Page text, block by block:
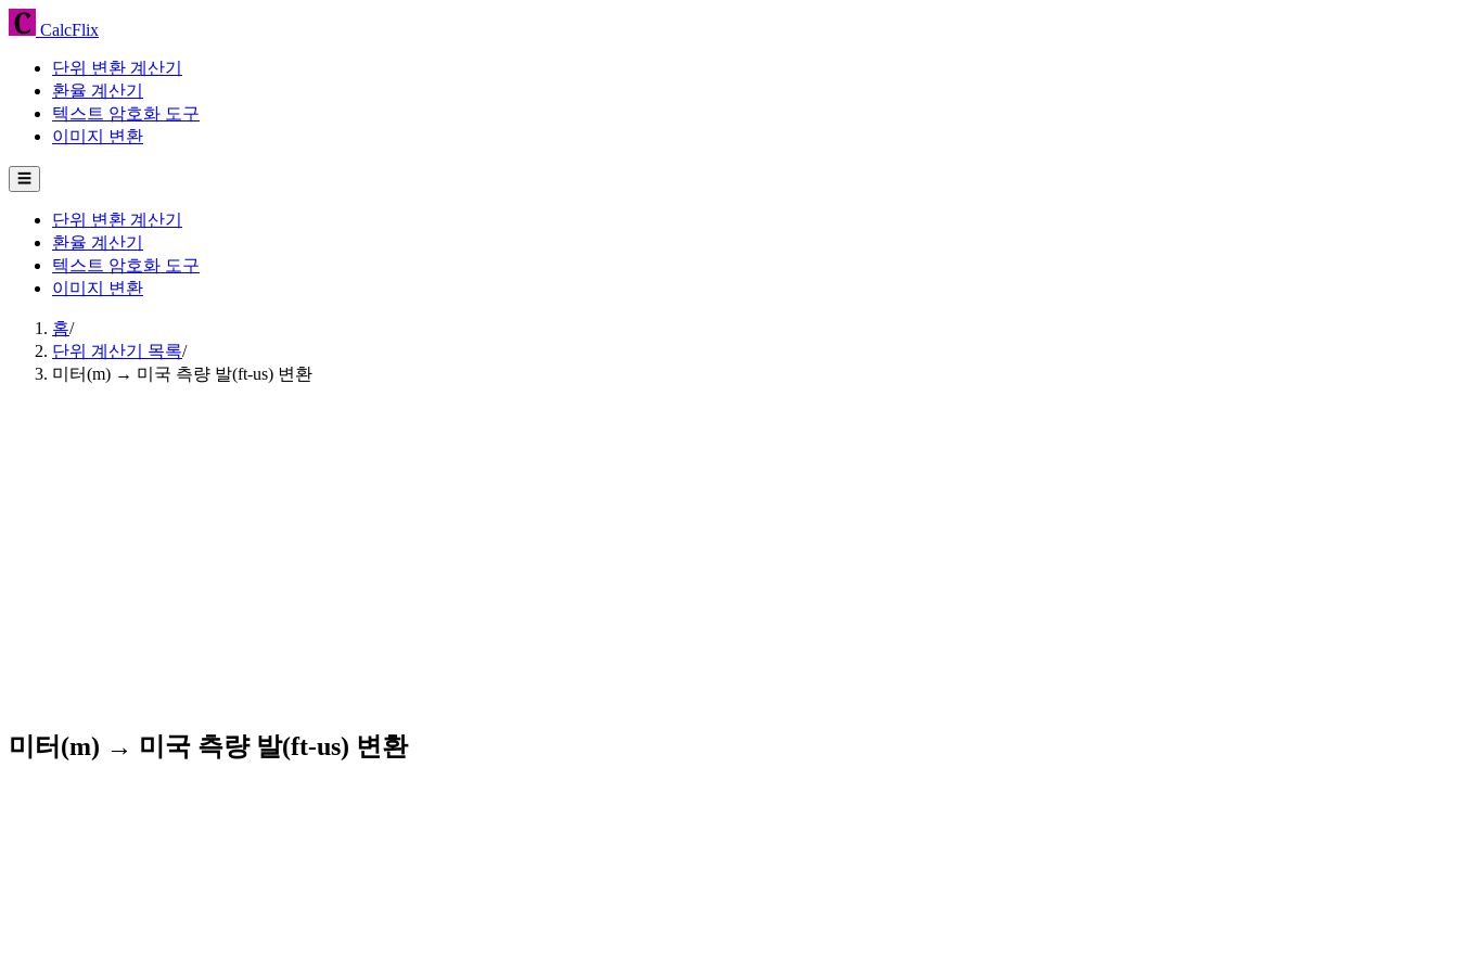
CalcFlix
단위 변환 계산기
환율 계산기
텍스트 암호화 도구
이미지 변환
☰
단위 변환 계산기
환율 계산기
텍스트 암호화 도구
이미지 변환
홈/
단위 계산기 목록/
미터(m) → 미국 측량 발(ft-us) 변환
미터(m) → 미국 측량 발(ft-us) 변환